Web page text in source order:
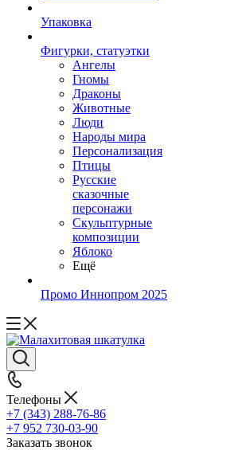
Упаковка
Фигурки, статуэтки
Ангелы
Гномы
Драконы
Животные
Люди
Народы мира
Персонализация
Птицы
Русские
сказочные
персонажи
Скульптурные
композиции
Яблоко
Ещё
Промо Иннопром 2025
Телефоны
+7 (343) 288-76-86
+7 952 730-03-90
Заказать звонок